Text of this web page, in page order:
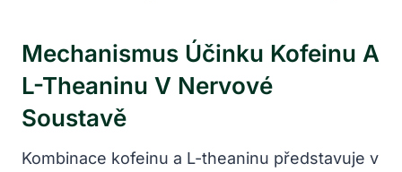
Mechanismus Účinku Kofeinu A
L-Theaninu V Nervové
Soustavě
Kombinace kofeinu a L-theaninu představuje v